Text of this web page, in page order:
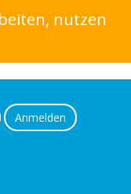
nutzen
Anmelden